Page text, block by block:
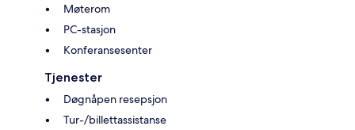
Møterom
PC-stasjon
Konferansesenter
Tjenester
Døgnåpen resepsjon
Tur-/billettassistanse